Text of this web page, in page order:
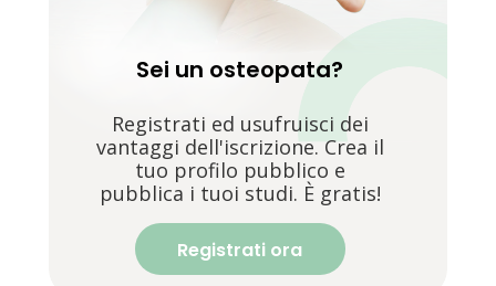
Sei un osteopata?
Registrati ed usufruisci dei
vantaggi dell'iscrizione. Crea il
tuo profilo pubblico e
pubblica i tuoi studi. È gratis!
Registrati ora